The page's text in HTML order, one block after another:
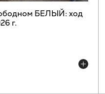
БЕЛЫЙ: ход
г.